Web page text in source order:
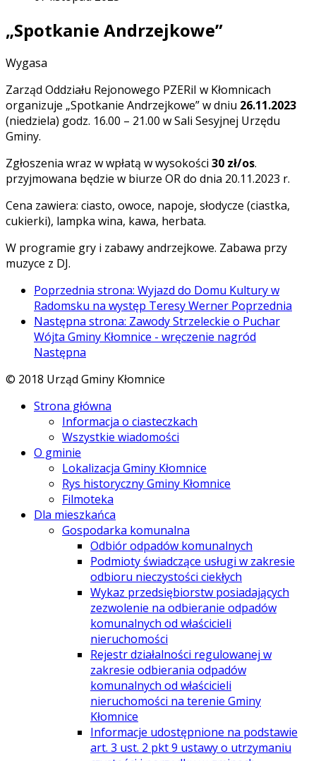
„Spotkanie Andrzejkowe”
Wygasa
Zarząd Oddziału Rejonowego PZERiI w Kłomnicach
organizuje „Spotkanie Andrzejkowe” w dniu 26.11.2023
(niedziela) godz. 16.00 – 21.00 w Sali Sesyjnej Urzędu
Gminy.
Zgłoszenia wraz w wpłatą w wysokości 30 zł/os.
przyjmowana będzie w biurze OR do dnia 20.11.2023 r.
Cena zawiera: ciasto, owoce, napoje, słodycze (ciastka,
cukierki), lampka wina, kawa, herbata.
W programie gry i zabawy andrzejkowe. Zabawa przy
muzyce z DJ.
Poprzednia strona: Wyjazd do Domu Kultury w
Radomsku na występ Teresy Werner Poprzednia
Następna strona: Zawody Strzeleckie o Puchar
Wójta Gminy Kłomnice - wręczenie nagród
Następna
© 2018 Urząd Gminy Kłomnice
Strona główna
Informacja o ciasteczkach
Wszystkie wiadomości
O gminie
Lokalizacja Gminy Kłomnice
Rys historyczny Gminy Kłomnice
Filmoteka
Dla mieszkańca
Gospodarka komunalna
Odbiór odpadów komunalnych
Podmioty świadczące usługi w zakresie
odbioru nieczystości ciekłych
Wykaz przedsiębiorstw posiadających
zezwolenie na odbieranie odpadów
komunalnych od właścicieli
nieruchomości
Rejestr działalności regulowanej w
zakresie odbierania odpadów
komunalnych od właścicieli
nieruchomości na terenie Gminy
Kłomnice
Informacje udostępnione na podstawie
art. 3 ust. 2 pkt 9 ustawy o utrzymaniu